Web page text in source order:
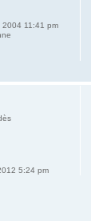
2004 11:41 pm
5:24 pm